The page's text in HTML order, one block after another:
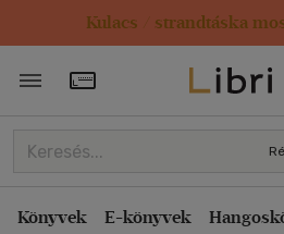
Kulacs / strandtáska
Törzsvásárlói Kártya
Könyvek E-könyvek